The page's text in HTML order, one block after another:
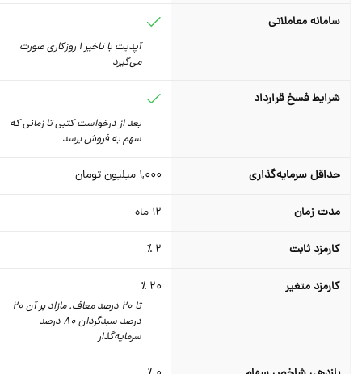
سامانه معاملاتی
آپدیت با تاخیر 1 روزکاری صورت
می‌گیرد
شرایط فسخ قرارداد
بعد از درخواست کتبی تا زمانی که
سهم به فروش برسد
حداقل سرمایه‌گذاری 1,000میلیون تومان
مدت زمان ماه
کارمزد ثابت
کارمزد متغیر
تا 20 درصد معاف. مازاد بر آن 20
درصد سبدگردان 80 درصد
سرمایه‌گذار